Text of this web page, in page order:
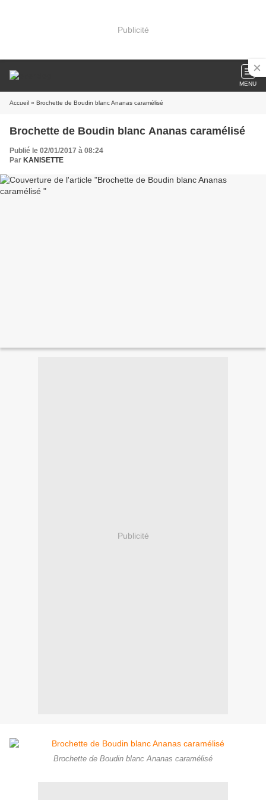
Publicité
MENU
Accueil » Brochette de Boudin blanc Ananas caramélisé
Brochette de Boudin blanc Ananas caramélisé
Publié le 02/01/2017 à 08:24
Par KANISETTE
Publicité
Brochette de Boudin blanc Ananas caramélisé